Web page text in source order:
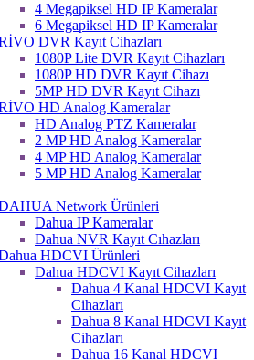
4 Megapiksel HD IP Kameralar
6 Megapiksel HD IP Kameralar
DVR Kayıt Cihazları
1080P Lite DVR Kayıt Cihazları
1080P HD DVR Kayıt Cihazı
5MP HD DVR Kayıt Cihazı
HD Analog Kameralar
HD Analog PTZ Kameralar
2 MP HD Analog Kameralar
4 MP HD Analog Kameralar
5 MP HD Analog Kameralar
Network Ürünleri
Dahua IP Kameralar
Dahua NVR Kayıt Cıhazları
HDCVI Ürünleri
Dahua HDCVI Kayıt Cihazları
Dahua 4 Kanal HDCVI Kayıt
Cihazları
Dahua 8 Kanal HDCVI Kayıt
Cihazları
Dahua 16 Kanal HDCVI